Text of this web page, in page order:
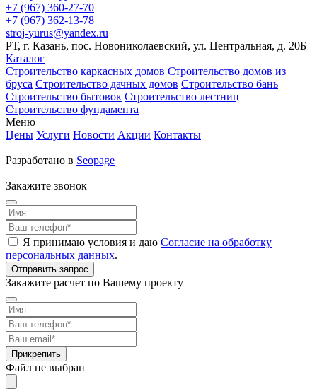
+7 (967) 360-27-70
+7 (967) 362-13-78
stroj-yurus@yandex.ru
РТ, г. Казань, пос. Новониколаевский, ул. Центральная, д. 20Б
Каталог
Строительство каркасных домов Строительство домов из
бруса Строительство дачных домов Строительство бань
Строительство бытовок Строительство лестниц
Строительство фундамента
Меню
Цены Услуги Новости Акции Контакты
Разработано в Seopage
Закажите звонок
Я принимаю условия и даю Согласие на обработку
персональных данных.
Закажите расчет по Вашему проекту
Прикрепить
Файл не выбран